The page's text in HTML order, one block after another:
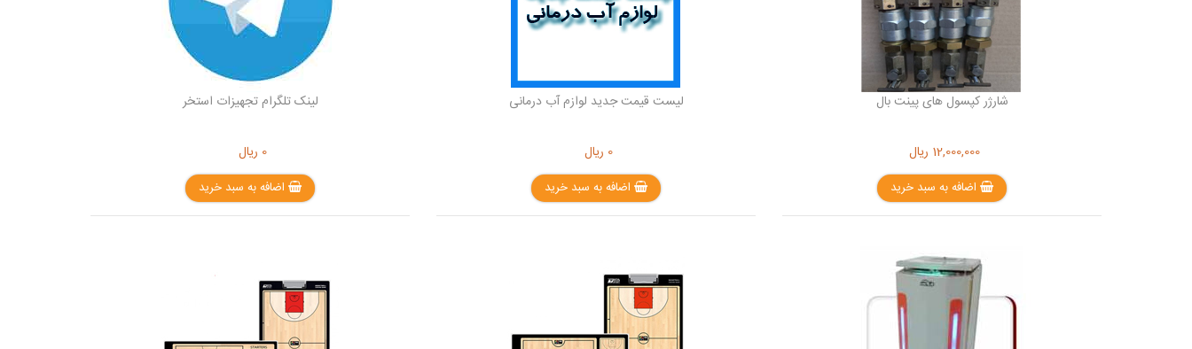
شارژر کپسول های پینت بال
12,000,000 ریال
اضافه به سبد خرید
لیست قیمت جدید لوازم آب درمانی
0 ریال
اضافه به سبد خرید
لینک تلگرام تجهیزات استخر
0 ریال
اضافه به سبد خرید